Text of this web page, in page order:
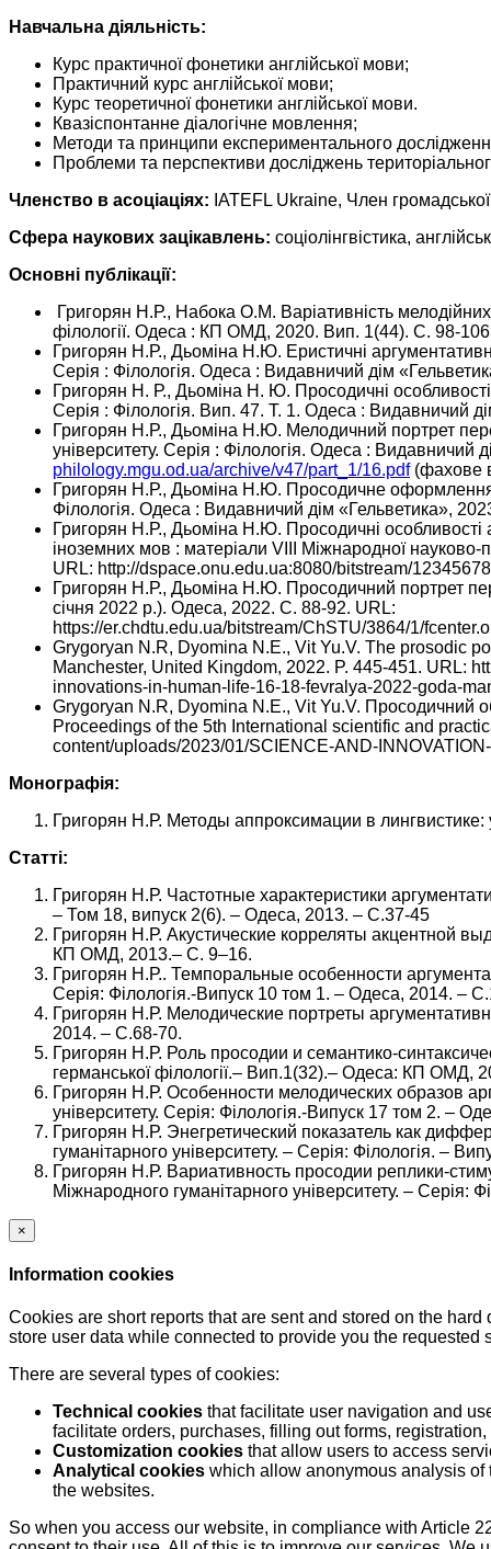
Навчальна діяльність:
Курс практичної фонетики англійської мови;
Практичний курс англійської мови;
Курс теоретичної фонетики англійської мови.
Квазіспонтанне діалогічне мовлення;
Методи та принципи експериментального
Проблеми та перспективи досліджень
Членство в асоціаціях: IATEFL Ukraine, Член
Сфера наукових зацікавлень: соціолінгвістика,
Основні публікації:
Григорян Н.Р., Набока О.М. Варіативність
філології. Одеса : КП ОМД, 2020. Вип. 1(44). С. 98-
Григорян Н.Р., Дьоміна Н.Ю. Еристичні аргументативні
Серія : Філологія. Одеса : Видавничий дім
Григорян Н. Р., Дьоміна Н. Ю. Просодичні
Серія : Філологія. Вип. 47. Т. 1. Одеса : Видавничий
Григорян Н.Р., Дьоміна Н.Ю. Мелодичний портрет
університету. Серія : Філологія. Одеса :
philology.mgu.od.ua/archive/v47/part_1/16.pdf(фахове
Григорян Н.Р., Дьоміна Н.Ю. Просодичне оформлення
Філологія. Одеса : Видавничий дім «Гельветика»,
Григорян Н.Р., Дьоміна Н.Ю. Просодичні особливості
іноземних мов : матеріали VIII Міжнародної
URL: http://dspace.onu.edu.ua:8080/bitstream/
Григорян Н.Р., Дьоміна Н.Ю. Просодичний портрет
січня 2022 р.). Одеса, 2022. С. 88-92. URL:
https://er.chdtu.edu.ua/bitstream/ChSTU/3864/1/
Grygoryan N.R, Dyomina N.E., Vit Yu.V. The prosodic
Manchester, United Kingdom, 2022. P. 445-451. URL:
innovations-in-human-life-16-18-fevralya-2022-goda-
Grygoryan N.R, Dyomina N.E., Vit Yu.V. Просодичний
Proceedings of the 5th International scientific and
content/uploads/2023/01/SCIENCE-AND-
Монографія:
Григорян Н.Р. Методы аппроксимации в
Статті:
Григорян Н.Р. Частотные характеристики
– Том 18, випуск 2(6). – Одеса, 2013. – С.37-45
Григорян Н.Р. Акустические корреляты акцентной
КП ОМД, 2013.– С. 9–16.
Григорян Н.Р.. Темпоральные особенности
Серія: Філологія.-Випуск 10 том 1. – Одеса, 2014. –
Григорян Н.Р. Мелодические портреты
2014. – С.68-70.
Григорян Н.Р. Роль просодии и семантико-
германської філології.– Вип.1(32).– Одеса: КП ОМД,
Григорян Н.Р. Особенности мелодических образов
університету. Серія: Філологія.-Випуск 17 том 2. –
Григорян Н.Р. Энегретический показатель как
гуманітарного університету. – Серія: Філологія. –
Григорян Н.Р. Вариативность просодии реплики-
Міжнародного гуманітарного університету. –
×
Information cookies
Cookies are short reports that are sent and stored on the
store user data while connected to provide you the
There are several types of cookies:
Technical cookies that facilitate user navigation and
facilitate orders, purchases, filling out forms,
Customization cookies that allow users to access
Analytical cookies which allow anonymous analysis
the websites.
So when you access our website, in compliance with Article